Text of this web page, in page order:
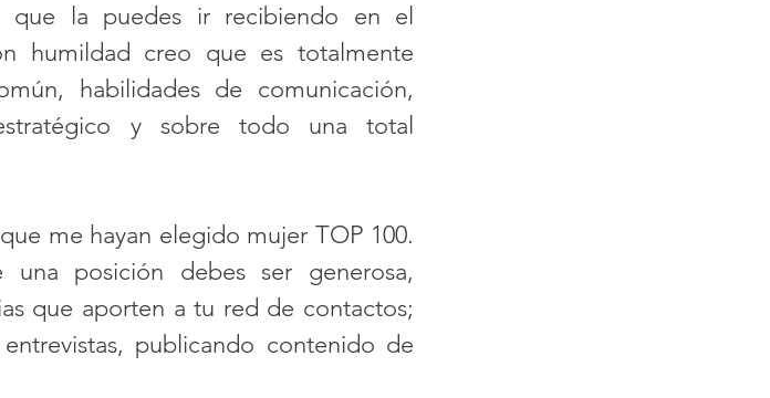
que la puedes ir recibiendo en el
humildad creo que es totalmente
habilidades de comunicación,
y sobre todo una total
me hayan elegido mujer TOP 100.
posición debes ser generosa,
que aporten a tu red de contactos;
publicando contenido de